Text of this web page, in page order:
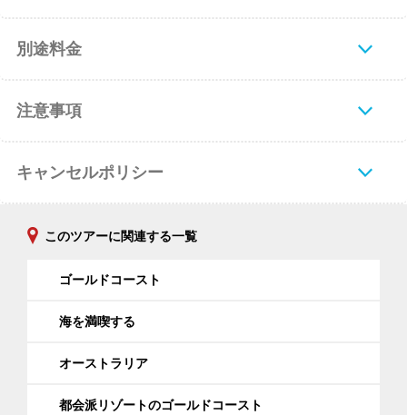
別途料金
注意事項
キャンセルポリシー
このツアーに関連する一覧
ゴールドコースト
海を満喫する
オーストラリア
都会派リゾートのゴールドコースト